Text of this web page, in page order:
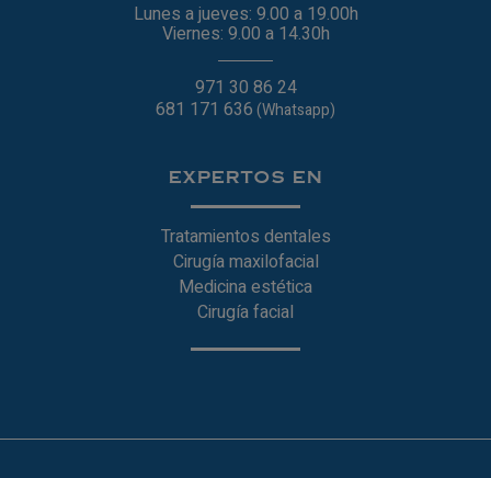
Lunes a jueves: 9.00 a 19.00h
Viernes: 9.00 a 14.30h
971 30 86 24
681 171 636(Whatsapp)
EXPERTOS EN
Tratamientos dentales
Cirugía maxilofacial
Medicina estética
Cirugía facial